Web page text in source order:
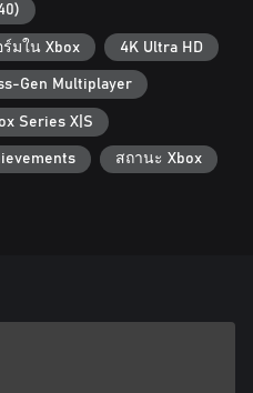
มใน Xbox 4K Ultra HD
Gen Multiplayer
Series X|S
สถานะ Xbox